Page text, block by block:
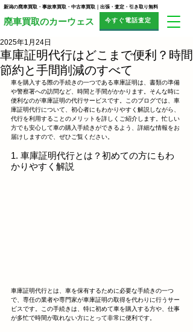
今すぐ電話査定
​廃車買取のカーウェス
新潟の廃車買取・事故車買取・中古車買取｜出張・査定・引き取り無料
車庫証明代行はどこまで便利？時間
節約と手間削減のすべて
2025年1月24日
車を購入する際の手続きの一つである車庫証明は、書類の準備
や警察署への訪問など、時間と手間がかかります。そんな時に
便利なのが車庫証明の代行サービスです。このブログでは、車
庫証明代行について、初心者にもわかりやすく解説しながら、
代行を利用することのメリットを詳しくご紹介します。忙しい
方でも安心して車の購入手続きができるよう、詳細な情報をお
届けしますので、ぜひご覧ください。
1. 車庫証明代行とは？初めての方にもわ
かりやすく解説
車庫証明代行とは、車を保有するために必要な手続きの一つ
で、専任の業者や専門家が車庫証明の取得を代わりに行うサー
ビスです。この手続きは、特に初めて車を購入する方や、仕事
が多忙で時間が取れない方にとって非常に便利です。